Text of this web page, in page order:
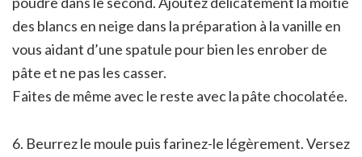
des blancs en neige dans la préparation à la vanille en
vous aidant d’une spatule pour bien les enrober de
pâte et ne pas les casser.
Faites de même avec le reste avec la pâte chocolatée.
6. Beurrez le moule puis farinez-le légèrement. Versez